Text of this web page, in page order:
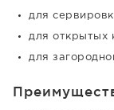
для
для открытых
для